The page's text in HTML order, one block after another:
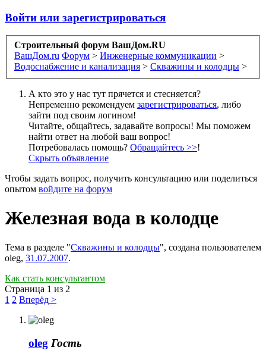
Войти или зарегистрироваться
Строительный форум ВашДом.RU
ВашДом.ru Форум > Инженерные коммуникации >
Водоснабжение и канализация > Скважины и колодцы >
А кто это у нас тут прячется и стесняется?
Непременно рекомендуем зарегистрироваться, либо
зайти под своим логином!
Читайте, общайтесь, задавайте вопросы! Мы поможем
найти ответ на любой ваш вопрос!
Потребовалась помощь? Обращайтесь >>!
Скрыть объявление
Чтобы задать вопрос, получить консультацию или поделиться
опытом войдите на форум
Железная вода в колодце
Тема в разделе "Скважины и колодцы", создана пользователем
oleg, 31.07.2007.
Как стать консультантом
Страница 1 из 2
1 2 Вперёд >
oleg Гость